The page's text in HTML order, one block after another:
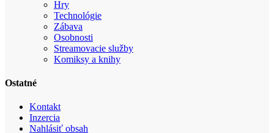
Hry
Technológie
Zábava
Osobnosti
Streamovacie služby
Komiksy a knihy
Ostatné
Kontakt
Inzercia
Nahlásiť obsah